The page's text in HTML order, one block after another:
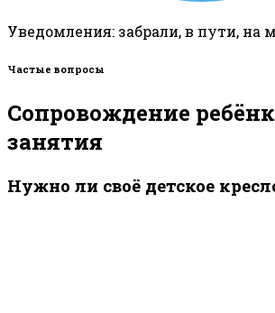
Уведомления: забрали, в пути, на
Частые вопросы
Сопровождение
занятия
Нужно ли своё детское